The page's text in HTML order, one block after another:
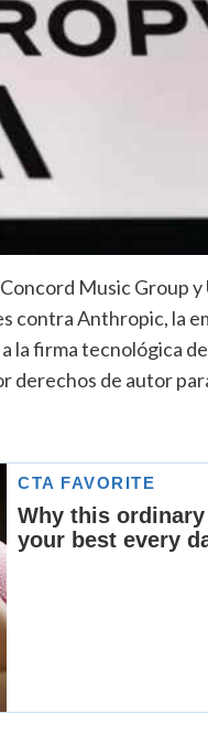
Music Group
contra Anthropic, la
la firma tecnológica
derechos de autor